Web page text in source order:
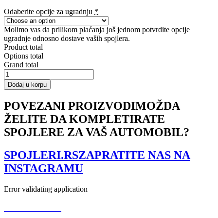
Odaberite opcije za ugradnju *
Molimo vas da prilikom plaćanja još jednom potvrdite opcije
ugradnje odnosno dostave vaših spojlera.
Product total
Options total
Grand total
FRONT
SPLITTER
HONDA
VII
TYPE-
S
količina
Dodaj u korpu
POVEZANI PROIZVODIMOŽDA
ŽELITE DA KOMPLETIRATE
SPOJLERE ZA VAŠ AUTOMOBIL?
SPOJLERI.RSZAPRATITE NAS NA
INSTAGRAMU
Error validating application